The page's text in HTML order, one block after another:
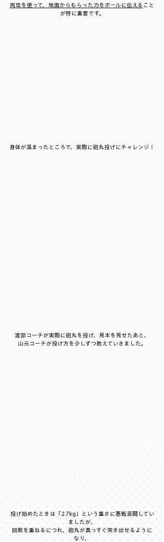
両足を使って、地面からもらった力をボールに伝える こと
が特に重要です。
身体が温まったところで、実際に砲丸投げにチャレンジ！
渡部コーチが実際に砲丸を投げ、見本を見せたあと、
山元コーチが投げ方を少しずつ教えていきました。
投げ始めたときは「2.7kg」という重さに悪戦苦闘してい
ましたが、
回数を重ねるにつれ、砲丸が真っすぐ突き出せるように
なり、